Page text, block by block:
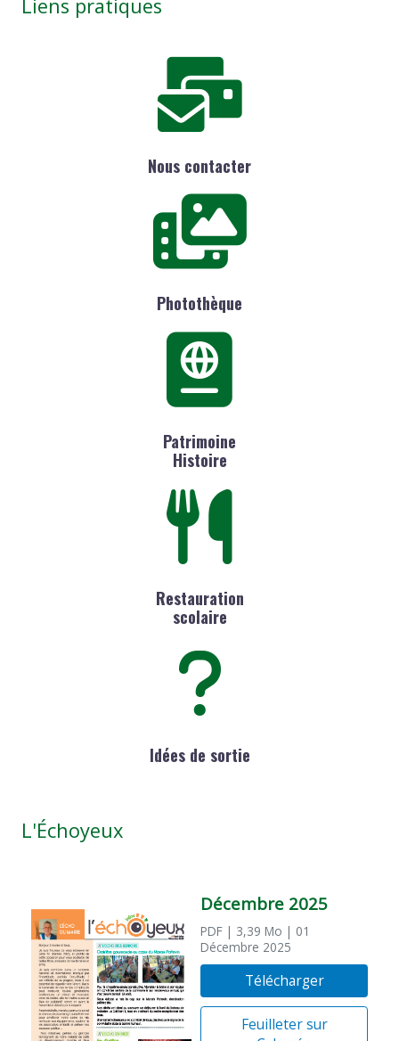
Liens pratiques
Nous contacter
Photothèque
Patrimoine
Histoire
Restauration
scolaire
Idées de sortie
L'Échoyeux
Décembre 2025
PDF | 3,39 Mo | 01
Décembre 2025
Télécharger
Feuilleter sur